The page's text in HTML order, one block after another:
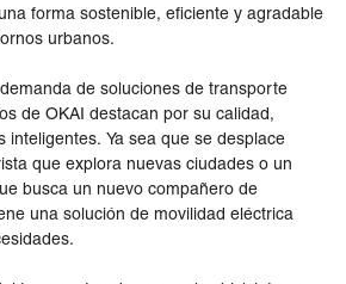
forma sostenible, eficiente y agradable
urbanos.
de soluciones de transporte
de OKAI destacan por su calidad,
inteligentes. Ya sea que se desplace
que explora nuevas ciudades o un
busca un nuevo compañero de
una solución de movilidad eléctrica